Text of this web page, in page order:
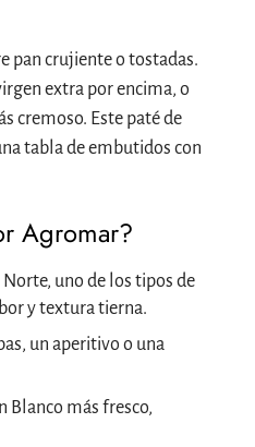
pan crujiente o tostadas.
extra por encima, o
cremoso. Este paté de
tabla de embutidos con
Agromar?
uno de los tipos de
y textura tierna.
un aperitivo o una
Blanco más fresco,